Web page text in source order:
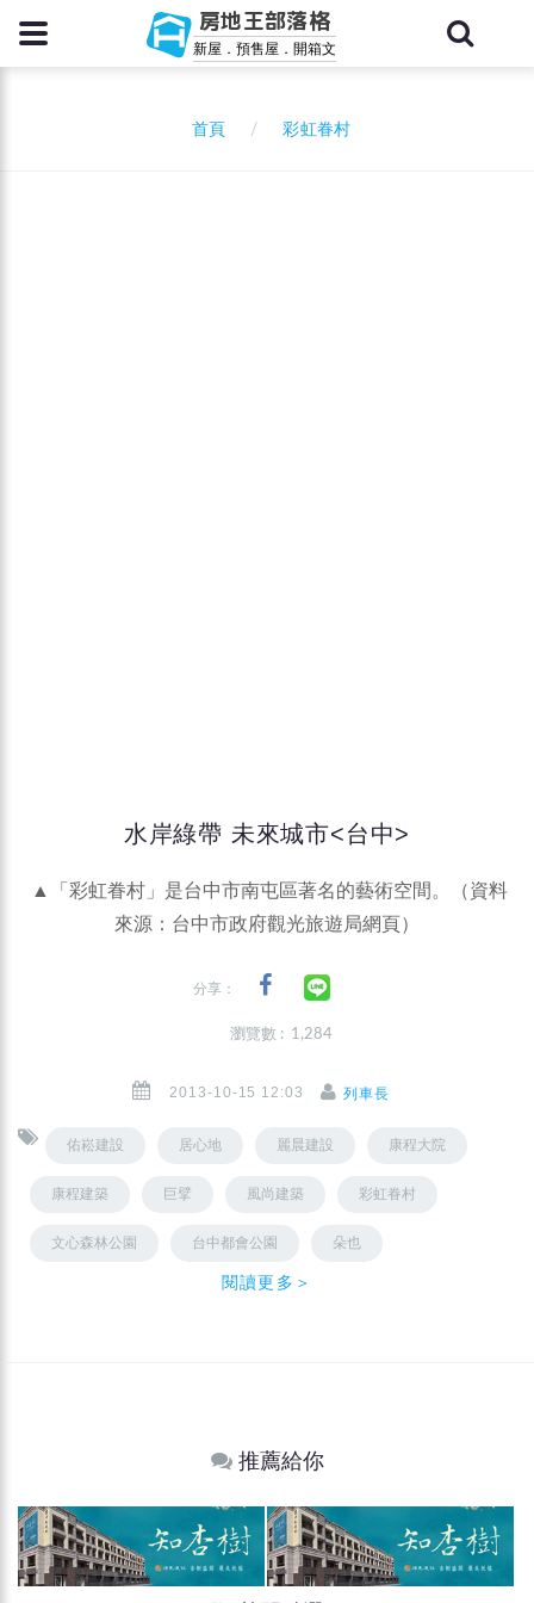
房地王部落格
新屋．預售屋．開箱文
首頁 彩虹眷村
水岸綠帶 未來城市<台中>
▲「彩虹眷村」是台中市南屯區著名的藝術空間。（資料
來源：台中市政府觀光旅遊局網頁）
分享：
瀏覽數 : 1,284
2013-10-15 12:03 列車長
佑崧建設 居心地 麗晨建設 康程大院
康程建築 巨擘 風尚建築 彩虹眷村
文心森林公園 台中都會公園 朵也
閱讀更多＞
推薦給你